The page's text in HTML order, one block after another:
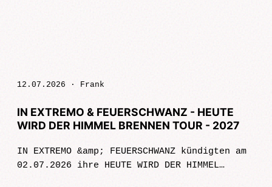
12.07.2026 · Frank
IN EXTREMO & FEUERSCHWANZ - HEUTE
WIRD DER HIMMEL BRENNEN TOUR - 2027
IN EXTREMO &amp; FEUERSCHWANZ kündigten am
02.07.2026 ihre HEUTE WIRD DER HIMMEL